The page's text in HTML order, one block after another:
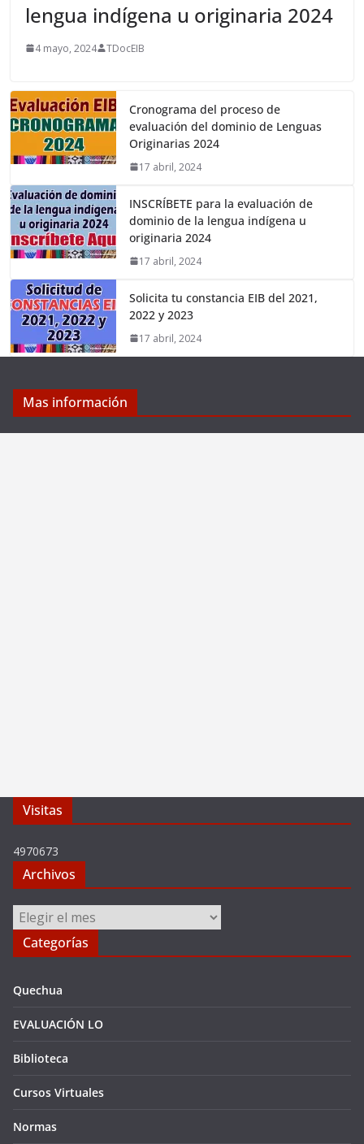
lengua indígena u originaria 2024
4 mayo, 2024 TDocEIB
Cronograma del proceso de
evaluación del dominio de Lenguas
Originarias 2024
17 abril, 2024
INSCRÍBETE para la evaluación de
dominio de la lengua indígena u
originaria 2024
17 abril, 2024
Solicita tu constancia EIB del 2021,
2022 y 2023
17 abril, 2024
Mas información
Visitas
4970673
Archivos
Archivos
Categorías
Quechua
EVALUACIÓN LO
Biblioteca
Cursos Virtuales
Normas